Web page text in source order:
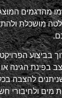
מהדגמים
מושכלת
בביצוע
בפינת הגינה
להצבה
מים ולחיבורי